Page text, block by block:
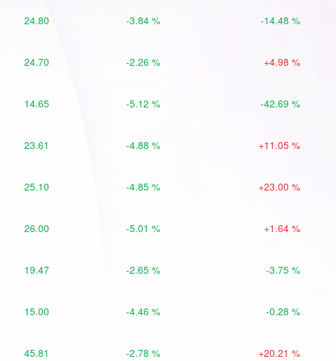
24.80 -3.84 % -14.48 %
24.70 -2.26 % +4.98 %
14.65 -5.12 % -42.69 %
23.61 -4.88 % +11.05 %
25.10 -4.85 % +23.00 %
26.00 -5.01 % +1.64 %
19.47 -2.65 % -3.75 %
15.00 -4.46 % -0.28 %
45.81 -2.78 % +20.21 %